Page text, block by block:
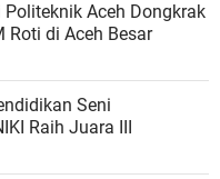
Aceh Dongkrak
Roti di Aceh Besar
Seni
Raih Juara III